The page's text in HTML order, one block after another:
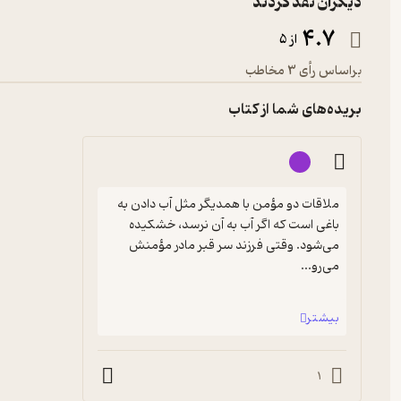
4.7 از 5
براساس رأی 3 مخاطب
بریده‌های شما از کتاب
می‌رو...
بیشتر
1